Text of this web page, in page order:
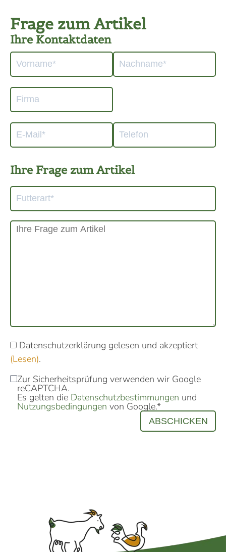
Frage zum Artikel
Ihre Kontaktdaten
Ihre Frage zum Artikel
Datenschutzerklärung gelesen und akzeptiert
(Lesen).
Zur Sicherheitsprüfung verwenden wir Google
reCAPTCHA.
Es gelten die Datenschutzbestimmungen und
Nutzungsbedingungen von Google.*